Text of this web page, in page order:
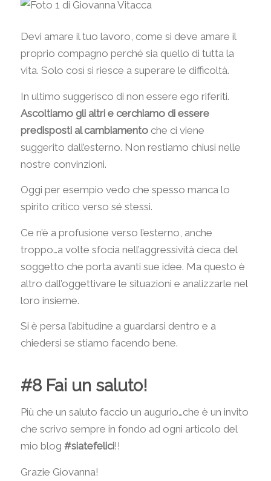
Devi amare il tuo lavoro, come si deve amare il
proprio compagno perché sia quello di tutta la
vita. Solo così si riesce a superare le difficoltà.
In ultimo suggerisco di non essere ego riferiti.
Ascoltiamo gli altri e cerchiamo di essere
predisposti al cambiamentoche ci viene
suggerito dall’esterno. Non restiamo chiusi nelle
nostre convinzioni.
Oggi per esempio vedo che spesso manca lo
spirito critico verso sé stessi.
Ce n’è a profusione verso l’esterno, anche
troppo…a volte sfocia nell’aggressività cieca del
soggetto che porta avanti sue idee. Ma questo è
altro dall’oggettivare le situazioni e analizzarle nel
loro insieme.
Si è persa l’abitudine a guardarsi dentro e a
chiedersi se stiamo facendo bene.
#8 Fai un saluto!
Più che un saluto faccio un augurio…che è un invito
che scrivo sempre in fondo ad ogni articolo del
mio blog #siatefelici!!
Grazie Giovanna!